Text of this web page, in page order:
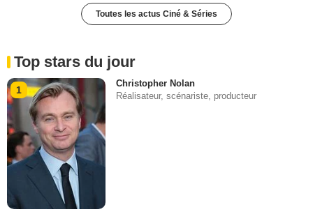
Toutes les actus Ciné & Séries
Top stars du jour
1
Christopher Nolan
Réalisateur, scénariste, producteur